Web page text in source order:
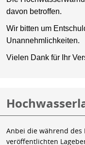
davon betroffen.
Wir bitten um
Unannehmlichkeiten.
Vielen Dank für Ihr
Anbei die während des
veröffentlichten